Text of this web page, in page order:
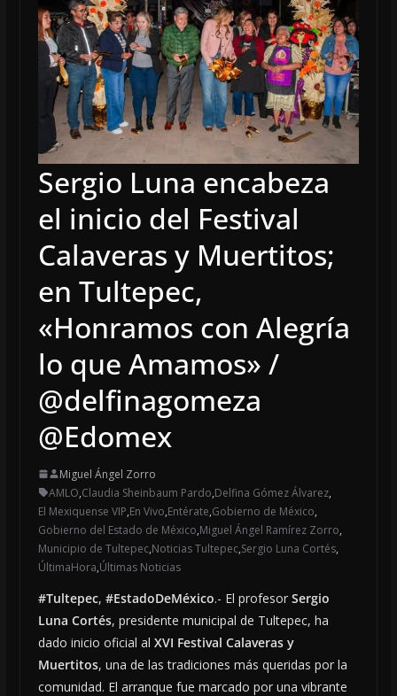
Sergio Luna encabeza
el inicio del Festival
Calaveras y Muertitos;
en Tultepec,
«Honramos con Alegría
lo que Amamos» /
@delfinagomeza
@Edomex
Miguel Ángel Zorro
AMLO,Claudia Sheinbaum Pardo,Delfina Gómez Álvarez,
El Mexiquense VIP,En Vivo,Entérate,Gobierno de México,
Gobierno del Estado de México,Miguel Ángel Ramírez Zorro,
Municipio de Tultepec,Noticias Tultepec,Sergio Luna Cortés,
ÚltimaHora,Últimas Noticias
#Tultepec, #EstadoDeMéxico.- El profesor Sergio
Luna Cortés, presidente municipal de Tultepec, ha
dado inicio oficial al XVI Festival Calaveras y
Muertitos, una de las tradiciones más queridas por la
comunidad. El arranque fue marcado por una vibrante